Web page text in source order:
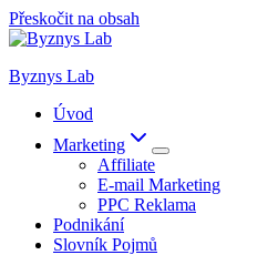
Přeskočit na obsah
Byznys Lab
Úvod
Marketing
Affiliate
E-mail Marketing
PPC Reklama
Podnikání
Slovník Pojmů